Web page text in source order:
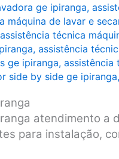
ge ipiranga,
máquina de lavar e
assistência técnica
, assistência
ge ipiranga, assistência
side by side ge ipiranga,
atendimento a
para instalação,